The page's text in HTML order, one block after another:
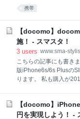
ます。 ※2016/11/24更
ちらの記事も書きまし
BasBoerman 私は音
います。 というのもこ
購入していたのでその
い時にさっとダウンロ
で購入しています(^O^)
購入した曲はXperia
携帯
【docomo】
施！ - スマスタ！
3 users www.sma-
こちらの記事にも書き
版iPhone6s/6s Plusの
ります。 私も購入が
ので今日はその事を記
ック解除方法 まずは
【docomo】
円を実現しよう！ -